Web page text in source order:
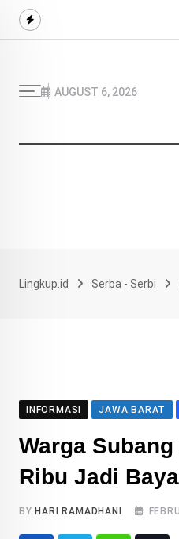
Skip
AUGUST 6, 2026
Lingkup.id Serba - Serbi
INFORMASI JAWA BARAT
Warga
Ribu Jadi
BY HARI RAMADHANI